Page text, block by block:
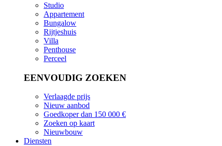
Studio
Appartement
Bungalow
Rijtjeshuis
Villa
Penthouse
Perceel
EENVOUDIG ZOEKEN
Verlaagde prijs
Nieuw aanbod
Goedkoper dan 150 000 €
Zoeken op kaart
Nieuwbouw
Diensten